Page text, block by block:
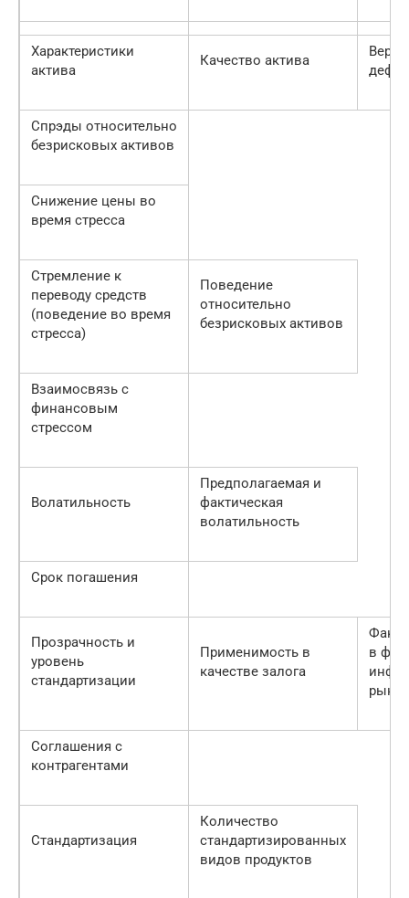
Характеристики
актива
Качество актива
Спрэды относительно
безрисковых активов
Снижение цены во
время стресса
Стремление к
переводу средств
(поведение во время
стресса)
Поведение
относительно
безрисковых активов
Взаимосвязь с
финансовым
стрессом
Волатильность
Предполагаемая и
фактическая
волатильность
Срок погашения
Прозрачность и
уровень
стандартизации
Применимость в
качестве залога
в
Соглашения с
контрагентами
Стандартизация
Количество
стандартизированных
видов продуктов